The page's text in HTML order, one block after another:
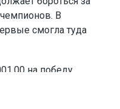
В
смогла туда
на победу